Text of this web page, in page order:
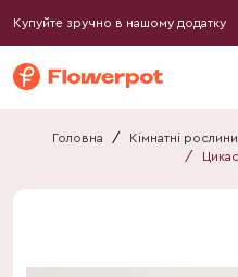
Купуйте зручно в нашому додатку
Головна / Кімнатні рослини
/